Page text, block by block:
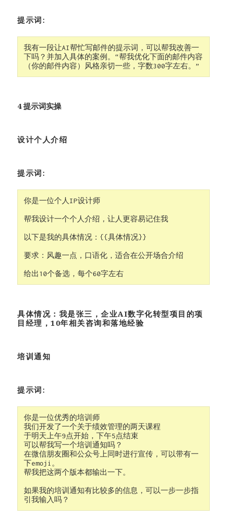
提示词:
我有一段让AI帮忙写邮件的提示词，可以帮我改善一
下吗？并加入具体的案例。“帮我优化下面的邮件内容
（你的邮件内容）风格亲切一些，字数300字左右。”
4 提示词实操
设计个人介绍
提示词:
你是一位个人IP设计师
帮我设计一个个人介绍，让人更容易记住我
以下是我的具体情况：{{具体情况}}
要求：风趣一点，口语化，适合在公开场合介绍
给出10个备选，每个60字左右
具体情况：我是张三，企业AI数字化转型项目的项
目经理，10年相关咨询和落地经验
培训通知
提示词:
你是一位优秀的培训师
我们开发了一个关于绩效管理的两天课程
于明天上午9点开始，下午5点结束
可以帮我写一个培训通知吗？
在微信朋友圈和公众号上同时进行宣传，可以带有一
下emoji。
帮我把这两个版本都输出一下。
如果我的培训通知有比较多的信息，可以一步一步指
引我输入吗？